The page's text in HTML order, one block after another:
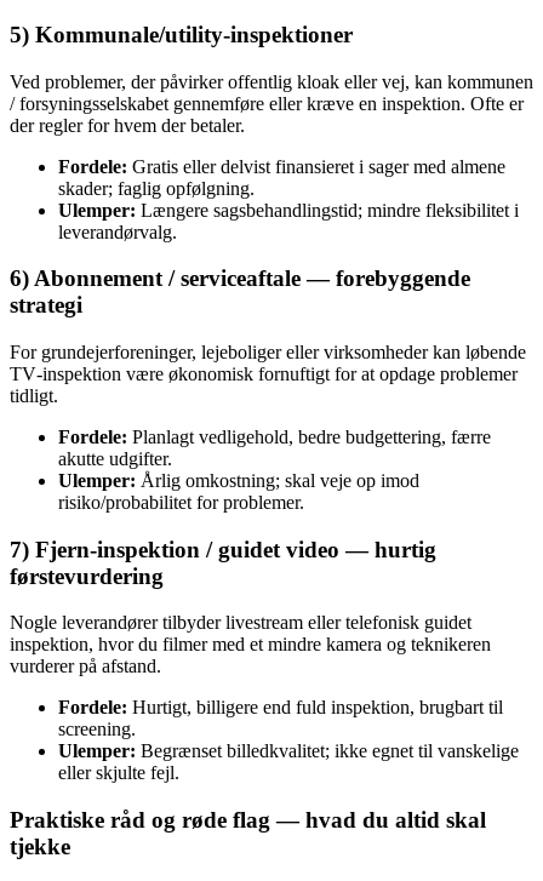
5) Kommunale/utility‑inspektioner
Ved problemer, der påvirker offentlig kloak eller vej, kan kommunen
/ forsyningsselskabet gennemføre eller kræve en inspektion. Ofte er
der regler for hvem der betaler.
Fordele: Gratis eller delvist finansieret i sager med almene
skader; faglig opfølgning.
Ulemper: Længere sagsbehandlingstid; mindre fleksibilitet i
leverandørvalg.
6) Abonnement / serviceaftale — forebyggende
strategi
For grundejerforeninger, lejeboliger eller virksomheder kan løbende
TV‑inspektion være økonomisk fornuftigt for at opdage problemer
tidligt.
Fordele: Planlagt vedligehold, bedre budgettering, færre
akutte udgifter.
Ulemper: Årlig omkostning; skal veje op imod
risiko/probabilitet for problemer.
7) Fjern‑inspektion / guidet video — hurtig
førstevurdering
Nogle leverandører tilbyder livestream eller telefonisk guidet
inspektion, hvor du filmer med et mindre kamera og teknikeren
vurderer på afstand.
Fordele: Hurtigt, billigere end fuld inspektion, brugbart til
screening.
Ulemper: Begrænset billedkvalitet; ikke egnet til vanskelige
eller skjulte fejl.
Praktiske råd og røde flag — hvad du altid skal
tjekke